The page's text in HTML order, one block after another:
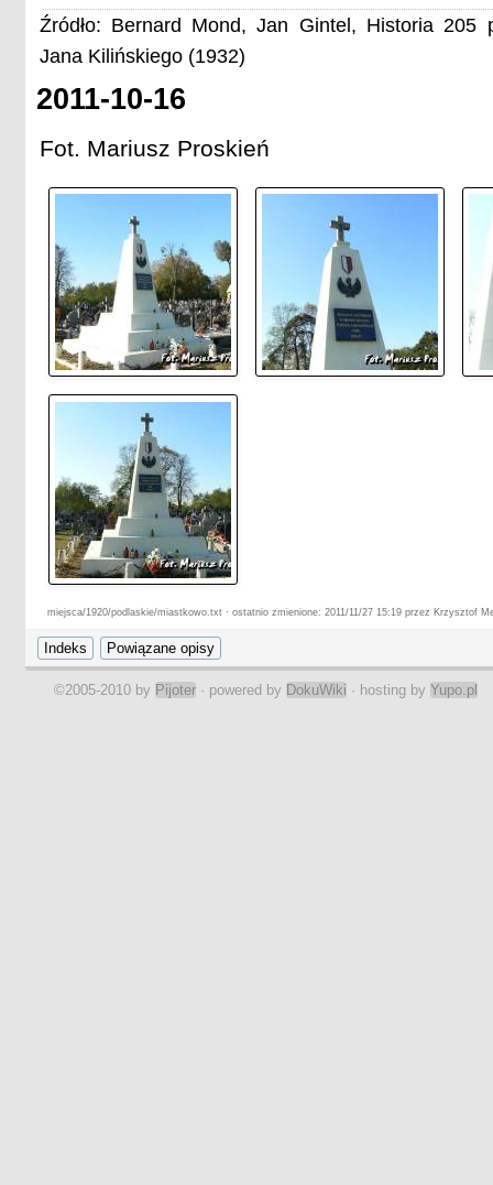
Źródło: Bernard Mond, Jan Gintel, Historia 205
Jana Kilińskiego (1932)
2011-10-16
Fot. Mariusz Proskień
miejsca/1920/podlaskie/miastkowo.txt · ostatnio zmienione: 2011/11/27 15:19 przez Krzysztof
©2005-2010 by Pijoter · powered by DokuWiki · hosting by Yupo.pl